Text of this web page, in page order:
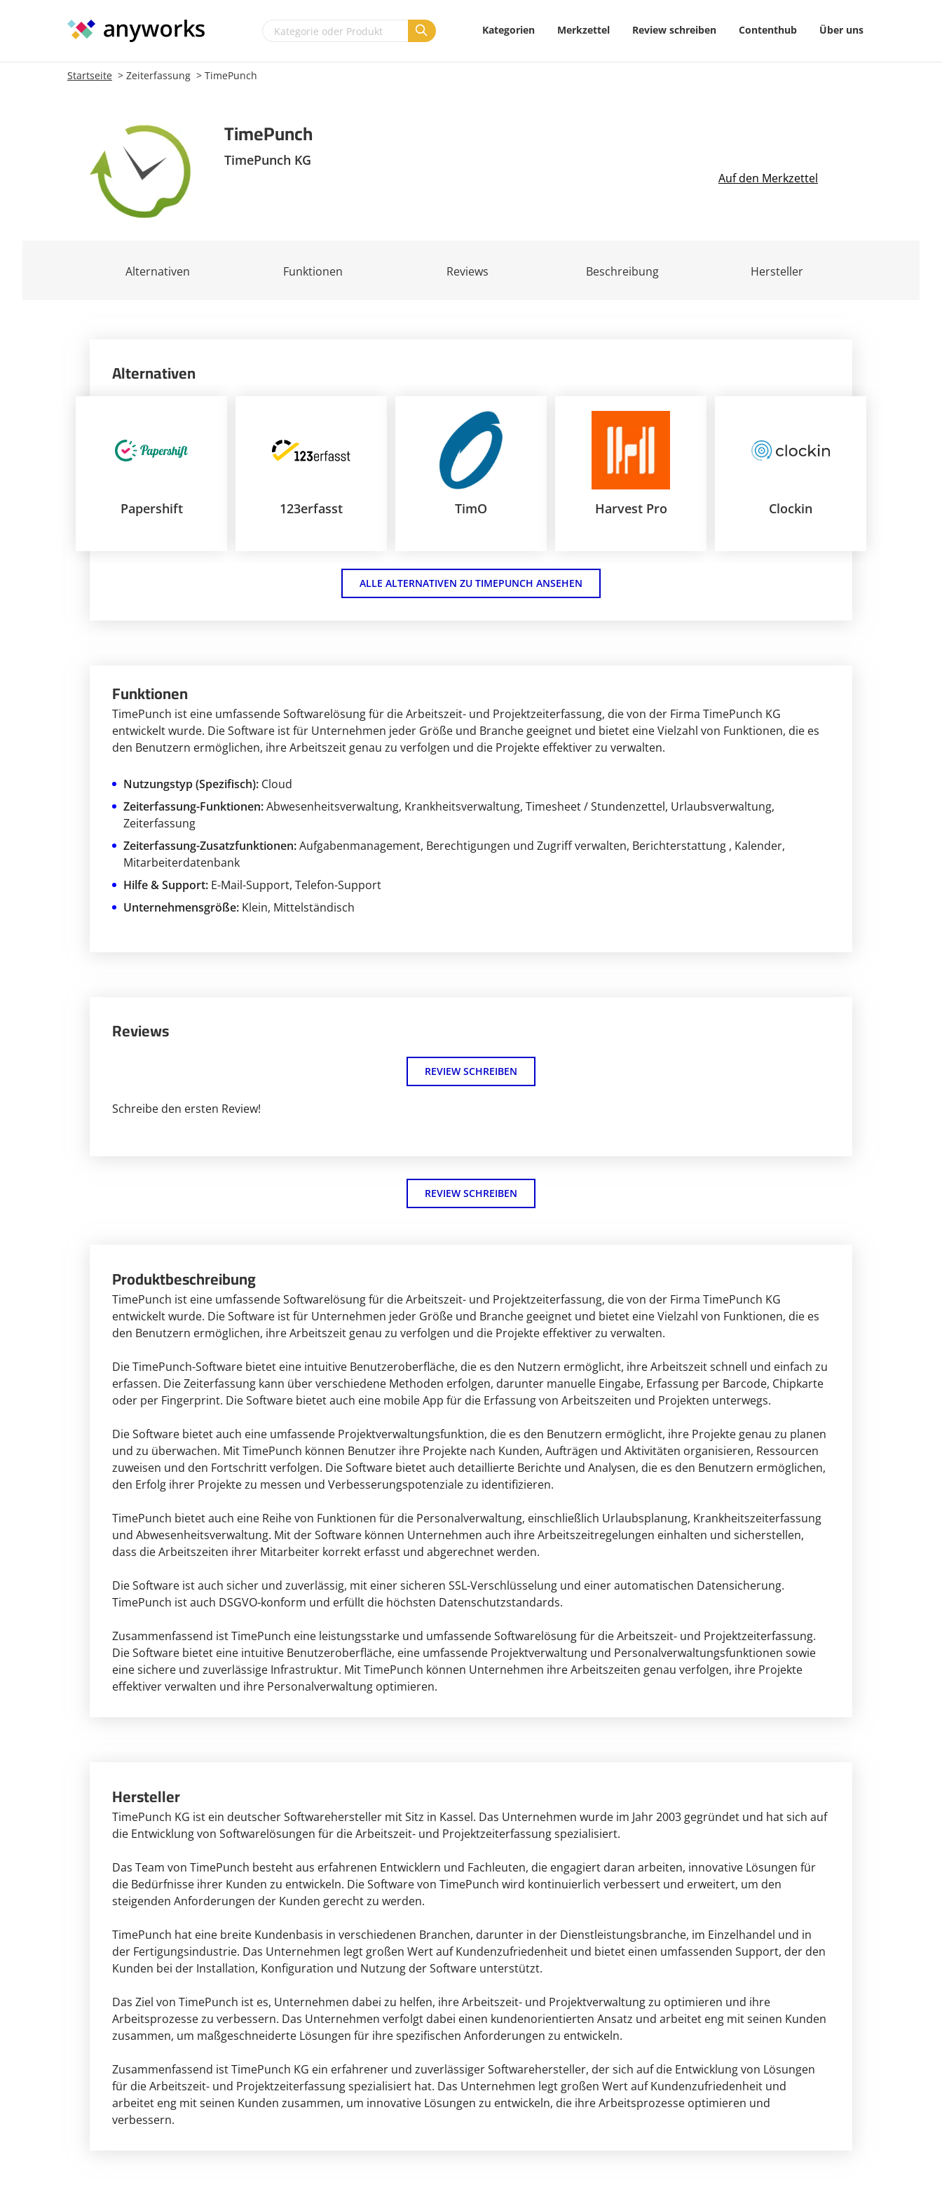
Kategorien Merkzettel Review schreiben Contenthub Über uns
Startseite Zeiterfassung TimePunch
TimePunch
TimePunch KG
Auf den Merkzettel
Funktionen Reviews
Alternativen Beschreibung Hersteller
Funktionen
TimePunch ist eine umfassende Softwarelösung für die Arbeitszeit- und Projektzeiterfassung, die von der Firma TimePunch KG
entwickelt wurde. Die Software ist für Unternehmen jeder Größe und Branche geeignet und bietet eine Vielzahl von Funktionen, die es
den Benutzern ermöglichen, ihre Arbeitszeit genau zu verfolgen und die Projekte effektiver zu verwalten.
Nutzungstyp (Spezifisch): Cloud
Zeiterfassung-Funktionen:Abwesenheitsverwaltung, Krankheitsverwaltung, Timesheet / Stundenzettel, Urlaubsverwaltung,
Zeiterfassung
Zeiterfassung-Zusatzfunktionen:Aufgabenmanagement, Berechtigungen und Zugriff verwalten, Berichterstattung , Kalender,
Mitarbeiterdatenbank
Hilfe & Support: E-Mail-Support, Telefon-Support
Unternehmensgröße: Klein, Mittelständisch
Reviews
REVIEW SCHREIBEN
Schreibe den ersten Review!
REVIEW SCHREIBEN
Alternativen
Papershift 123erfasst TimO Harvest Pro Clockin
ALLE ALTERNATIVEN ZU TIMEPUNCH ANSEHEN
Produktbeschreibung
TimePunch ist eine umfassende Softwarelösung für die Arbeitszeit- und Projektzeiterfassung, die von der Firma TimePunch KG
entwickelt wurde. Die Software ist für Unternehmen jeder Größe und Branche geeignet und bietet eine Vielzahl von Funktionen, die es
den Benutzern ermöglichen, ihre Arbeitszeit genau zu verfolgen und die Projekte effektiver zu verwalten.
Die TimePunch-Software bietet eine intuitive Benutzeroberfläche, die es den Nutzern ermöglicht, ihre Arbeitszeit schnell und einfach zu
erfassen. Die Zeiterfassung kann über verschiedene Methoden erfolgen, darunter manuelle Eingabe, Erfassung per Barcode, Chipkarte
oder per Fingerprint. Die Software bietet auch eine mobile App für die Erfassung von Arbeitszeiten und Projekten unterwegs.
Die Software bietet auch eine umfassende Projektverwaltungsfunktion, die es den Benutzern ermöglicht, ihre Projekte genau zu planen
und zu überwachen. Mit TimePunch können Benutzer ihre Projekte nach Kunden, Aufträgen und Aktivitäten organisieren, Ressourcen
zuweisen und den Fortschritt verfolgen. Die Software bietet auch detaillierte Berichte und Analysen, die es den Benutzern ermöglichen,
den Erfolg ihrer Projekte zu messen und Verbesserungspotenziale zu identifizieren.
TimePunch bietet auch eine Reihe von Funktionen für die Personalverwaltung, einschließlich Urlaubsplanung, Krankheitszeiterfassung
und Abwesenheitsverwaltung. Mit der Software können Unternehmen auch ihre Arbeitszeitregelungen einhalten und sicherstellen,
dass die Arbeitszeiten ihrer Mitarbeiter korrekt erfasst und abgerechnet werden.
Die Software ist auch sicher und zuverlässig, mit einer sicheren SSL-Verschlüsselung und einer automatischen Datensicherung.
TimePunch ist auch DSGVO-konform und erfüllt die höchsten Datenschutzstandards.
Zusammenfassend ist TimePunch eine leistungsstarke und umfassende Softwarelösung für die Arbeitszeit- und Projektzeiterfassung.
Die Software bietet eine intuitive Benutzeroberfläche, eine umfassende Projektverwaltung und Personalverwaltungsfunktionen sowie
eine sichere und zuverlässige Infrastruktur. Mit TimePunch können Unternehmen ihre Arbeitszeiten genau verfolgen, ihre Projekte
effektiver verwalten und ihre Personalverwaltung optimieren.
Hersteller
TimePunch KG ist ein deutscher Softwarehersteller mit Sitz in Kassel. Das Unternehmen wurde im Jahr 2003 gegründet und hat sich auf
die Entwicklung von Softwarelösungen für die Arbeitszeit- und Projektzeiterfassung spezialisiert.
Das Team von TimePunch besteht aus erfahrenen Entwicklern und Fachleuten, die engagiert daran arbeiten, innovative Lösungen für
die Bedürfnisse ihrer Kunden zu entwickeln. Die Software von TimePunch wird kontinuierlich verbessert und erweitert, um den
steigenden Anforderungen der Kunden gerecht zu werden.
TimePunch hat eine breite Kundenbasis in verschiedenen Branchen, darunter in der Dienstleistungsbranche, im Einzelhandel und in
der Fertigungsindustrie. Das Unternehmen legt großen Wert auf Kundenzufriedenheit und bietet einen umfassenden Support, der den
Kunden bei der Installation, Konfiguration und Nutzung der Software unterstützt.
Das Ziel von TimePunch ist es, Unternehmen dabei zu helfen, ihre Arbeitszeit- und Projektverwaltung zu optimieren und ihre
Arbeitsprozesse zu verbessern. Das Unternehmen verfolgt dabei einen kundenorientierten Ansatz und arbeitet eng mit seinen Kunden
zusammen, um maßgeschneiderte Lösungen für ihre spezifischen Anforderungen zu entwickeln.
Zusammenfassend ist TimePunch KG ein erfahrener und zuverlässiger Softwarehersteller, der sich auf die Entwicklung von Lösungen
für die Arbeitszeit- und Projektzeiterfassung spezialisiert hat. Das Unternehmen legt großen Wert auf Kundenzufriedenheit und
arbeitet eng mit seinen Kunden zusammen, um innovative Lösungen zu entwickeln, die ihre Arbeitsprozesse optimieren und
verbessern.